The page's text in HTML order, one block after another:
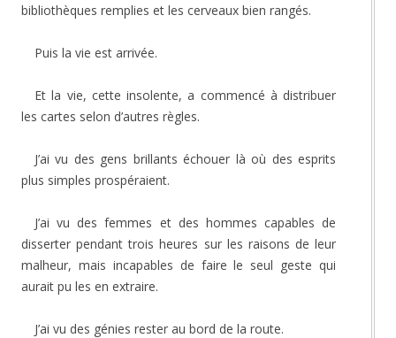
bibliothèques remplies et les cerveaux bien rangés.
Puis la vie est arrivée.
Et la vie, cette insolente, a commencé à distribuer
les cartes selon d’autres règles.
J’ai vu des gens brillants échouer là où des esprits
plus simples prospéraient.
J’ai vu des femmes et des hommes capables de
disserter pendant trois heures sur les raisons de leur
malheur, mais incapables de faire le seul geste qui
aurait pu les en extraire.
J’ai vu des génies rester au bord de la route.